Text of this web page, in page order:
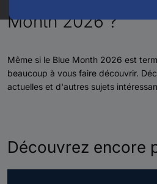
Month 2026 ?
Même si le Blue Month 2026 est
beaucoup à vous faire découvrir.
actuelles et d'autres sujets
Découvrez encore